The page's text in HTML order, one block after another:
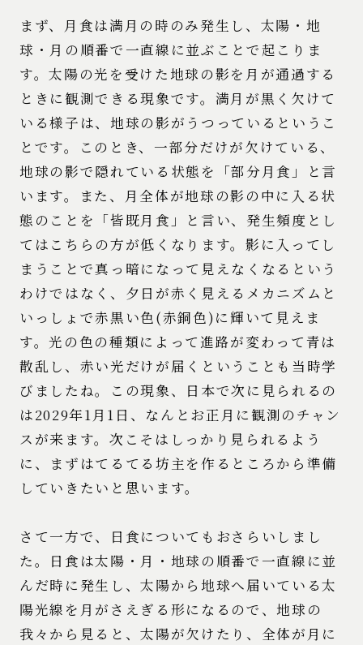
まず、月食は満月の時のみ発生し、太陽・地
球・月の順番で一直線に並ぶことで起こりま
す。太陽の光を受けた地球の影を月が通過する
ときに観測できる現象です。満月が黒く欠けて
いる様子は、地球の影がうつっているというこ
とです。このとき、一部分だけが欠けている、
地球の影で隠れている状態を「部分月食」と言
います。また、月全体が地球の影の中に入る状
態のことを「皆既月食」と言い、発生頻度とし
てはこちらの方が低くなります。影に入ってし
まうことで真っ暗になって見えなくなるという
わけではなく、夕日が赤く見えるメカニズムと
いっしょで赤黒い色(赤銅色)に輝いて見えま
す。光の色の種類によって進路が変わって青は
散乱し、赤い光だけが届くということも当時学
びましたね。この現象、日本で次に見られるの
は2029年1月1日、なんとお正月に観測のチャン
スが来ます。次こそはしっかり見られるよう
に、まずはてるてる坊主を作るところから準備
していきたいと思います。
さて一方で、日食についてもおさらいしまし
た。日食は太陽・月・地球の順番で一直線に並
んだ時に発生し、太陽から地球へ届いている太
陽光線を月がさえぎる形になるので、地球の
我々から見ると、太陽が欠けたり、全体が月に